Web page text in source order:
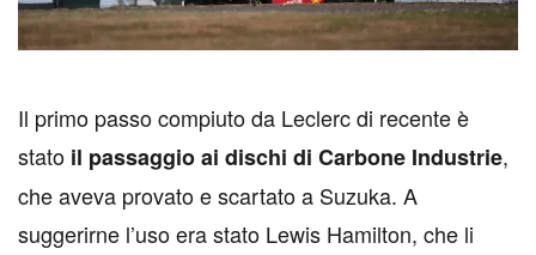
Il primo passo compiuto da Leclerc di recente è
stato il passaggio ai dischi di Carbone Industrie,
che aveva provato e scartato a Suzuka. A
suggerirne l’uso era stato Lewis Hamilton, che li